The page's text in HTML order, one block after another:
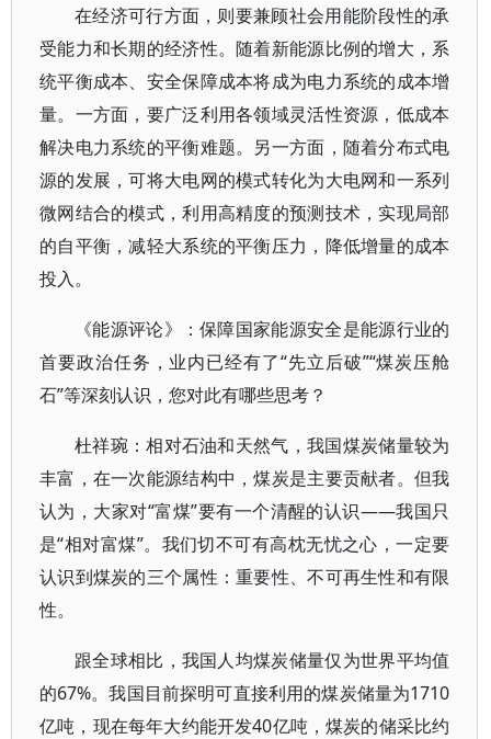
在经济可行方面，则要兼顾社会用能阶段性的承
受能力和长期的经济性。随着新能源比例的增大，系
统平衡成本、安全保障成本将成为电力系统的成本增
量。一方面，要广泛利用各领域灵活性资源，低成本
解决电力系统的平衡难题。另一方面，随着分布式电
源的发展，可将大电网的模式转化为大电网和一系列
微网结合的模式，利用高精度的预测技术，实现局部
的自平衡，减轻大系统的平衡压力，降低增量的成本
投入。
《能源评论》：保障国家能源安全是能源行业的
首要政治任务，业内已经有了“先立后破”“煤炭压舱
石”等深刻认识，您对此有哪些思考？
杜祥琬：相对石油和天然气，我国煤炭储量较为
丰富，在一次能源结构中，煤炭是主要贡献者。但我
认为，大家对“富煤”要有一个清醒的认识——我国只
是“相对富煤”。我们切不可有高枕无忧之心，一定要
认识到煤炭的三个属性：重要性、不可再生性和有限
性。
跟全球相比，我国人均煤炭储量仅为世界平均值
的67%。我国目前探明可直接利用的煤炭储量为1710
亿吨，现在每年大约能开发40亿吨，煤炭的储采比约